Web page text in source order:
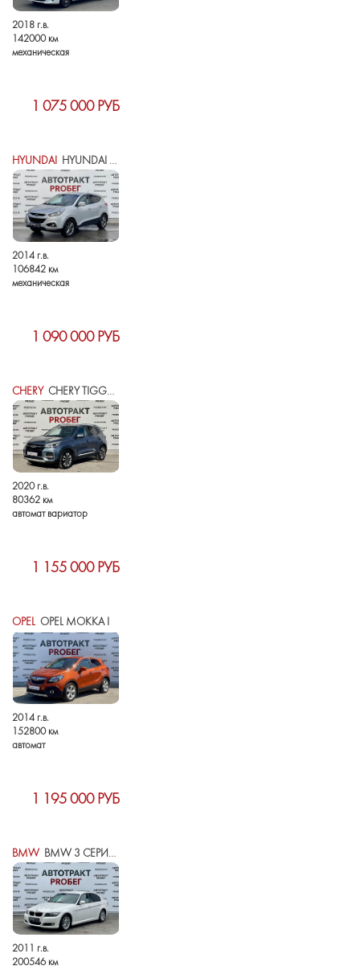
2018 г.в.
142000 км
механическая
1 075 000 РУБ
HYUNDAI HYUNDAI IX35 I РЕСТАЙЛИНГ
2014 г.в.
106842 км
механическая
1 090 000 РУБ
CHERY CHERY TIGGO 4 I РЕСТАЙЛИНГ
2020 г.в.
80362 км
автомат вариатор
1 155 000 РУБ
OPEL OPEL MOKKA I
2014 г.в.
152800 км
автомат
1 195 000 РУБ
BMW BMW 3 СЕРИИ V (E90/E91/E92/E93) РЕСТАЙЛИНГ
2011 г.в.
200546 км